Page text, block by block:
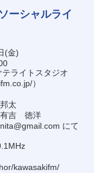
ーシャルライ
(金)
ライトスタジオ
）
太
有吉 徳洋
にて
kawasakifm/